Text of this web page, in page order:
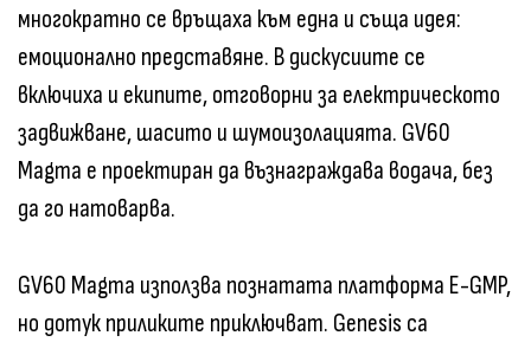
многократно се връщаха към една и съща идея:
емоционално представяне. В дискусиите се
включиха и екипите, отговорни за електрическото
задвижване, шасито и шумоизолацията. GV60
Magma е проектиран да възнаграждава водача, без
да го натоварва.
GV60 Magma използва познатата платформа E-GMP,
но дотук приликите приключват. Genesis са